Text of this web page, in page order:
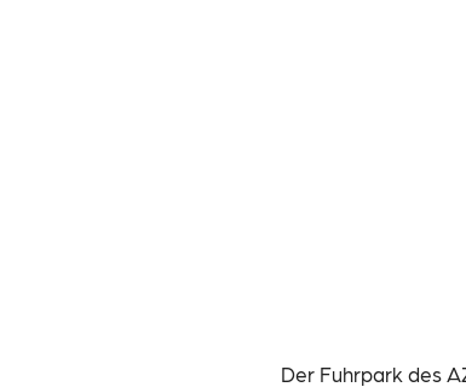
Der Fuhrpark des